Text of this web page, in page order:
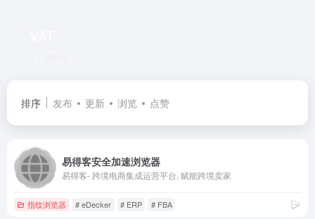
排序 发布 更新 浏览 点赞
易得客安全加速浏览器
易得客- 跨境电商集成运营平台, 赋能跨境卖家
指纹浏览器 # eDecker # ERP # FBA